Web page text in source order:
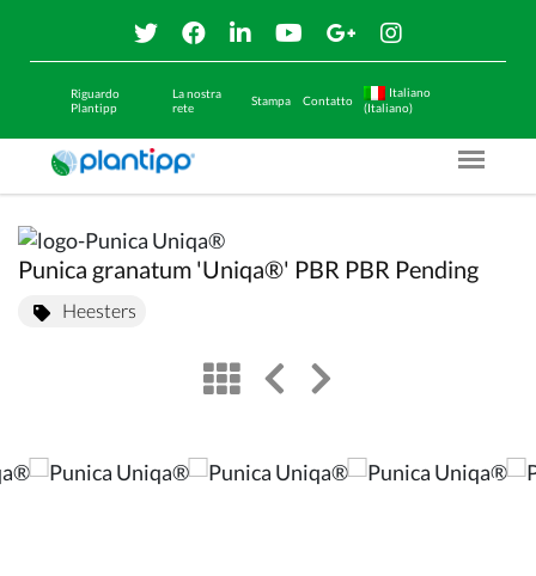
Riguardo
Plantipp
La nostra
rete
Stampa Contatto
Italiano
(Italiano)
Menu
Punica granatum 'Uniqa®' PBR PBR Pending
Heesters
viewleft arrow
right arrow